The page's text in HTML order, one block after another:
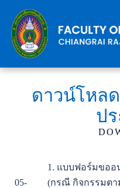
content
ดาวน์โหล
ป
05-
1. แบบฟอร์มขออ
(กรณี กิจกรรมต